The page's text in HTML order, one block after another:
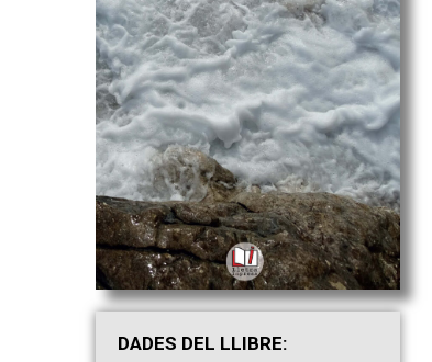
DADES DEL LLIBRE: